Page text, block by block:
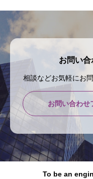
お問い合
相談などお気軽にお
お問い合わせ
To be an